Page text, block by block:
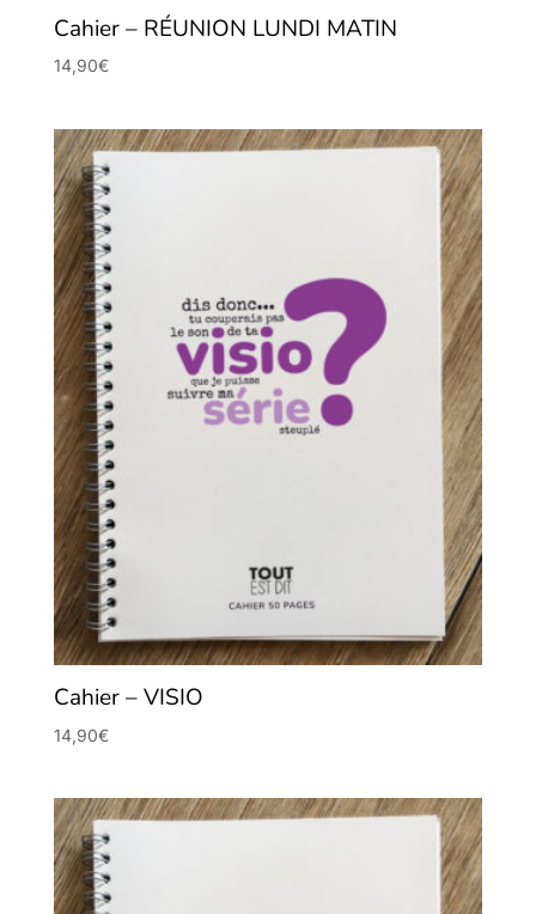
Cahier – RÉUNION LUNDI MATIN
14,90€
Cahier – VISIO
14,90€